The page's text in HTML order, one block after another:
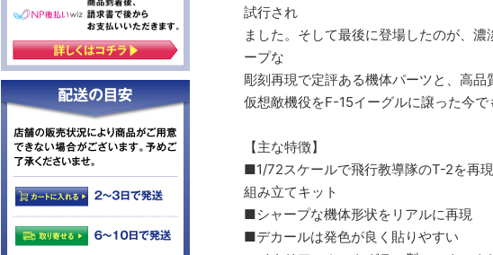
試行され
ました。そして最後に登場したのが、
ープな
彫刻再現で定評ある機体パーツと、高品
仮想敵機役をF-15イーグルに譲った今
【主な特徴】
■1/72スケールで飛行教導隊のT-2を再
組み立てキット
■シャープな機体形状をリアルに再現
■デカールは発色が良く貼りやすい